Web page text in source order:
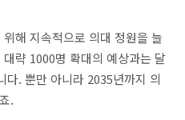
해 지속적으로 의대 정원을 늘
략 1000명 확대의 예상과는 달
다. 뿐만 아니라 2035년까지 의
.